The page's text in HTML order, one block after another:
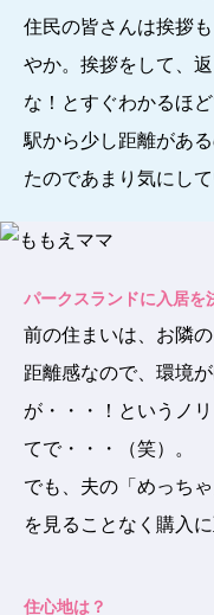
住民の皆さんは挨拶
やか。挨拶をして、
な！とすぐわかるほど
駅から少し距離があ
たのであまり気にして
パークスランドに入居を
前の住まいは、お隣
距離感なので、環境
が・・・！というノ
てで・・・（笑）。
でも、夫の「めっち
を見ることなく購入に
住心地は？